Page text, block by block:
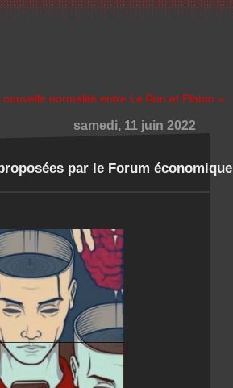
normalité entre Le Bon et Platon »
samedi, 11 juin 2022
par le Forum économique